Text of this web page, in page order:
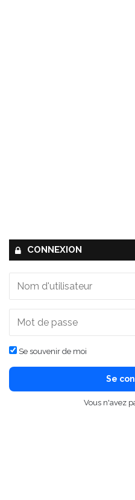
CONNEXION
Se souvenir de moi
Se
Vous n'avez